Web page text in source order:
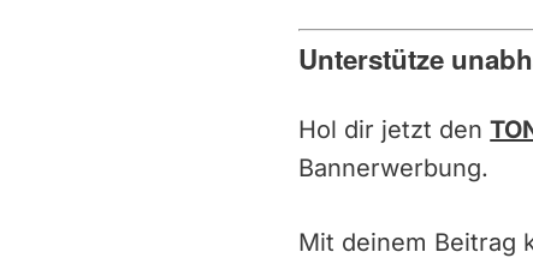
Unterstütze
Hol dir jetzt den
Bannerwerbung.
Mit deinem Beitrag